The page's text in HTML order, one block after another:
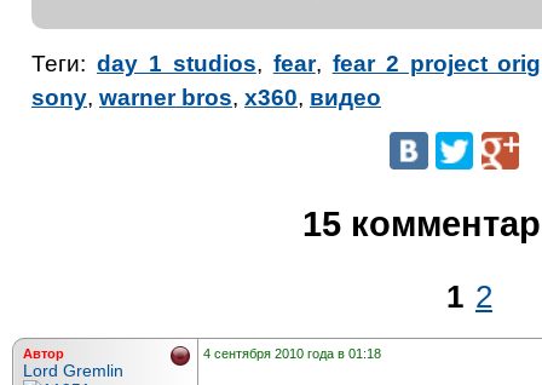
Теги: day 1 studios, fear, fear 2 project
sony, warner bros, x360, видео
15
1 2
Автор
Lord Gremlin
4 сентября 2010 года в 01:18